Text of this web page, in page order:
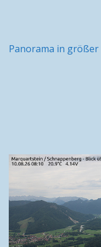
Panorama in größer